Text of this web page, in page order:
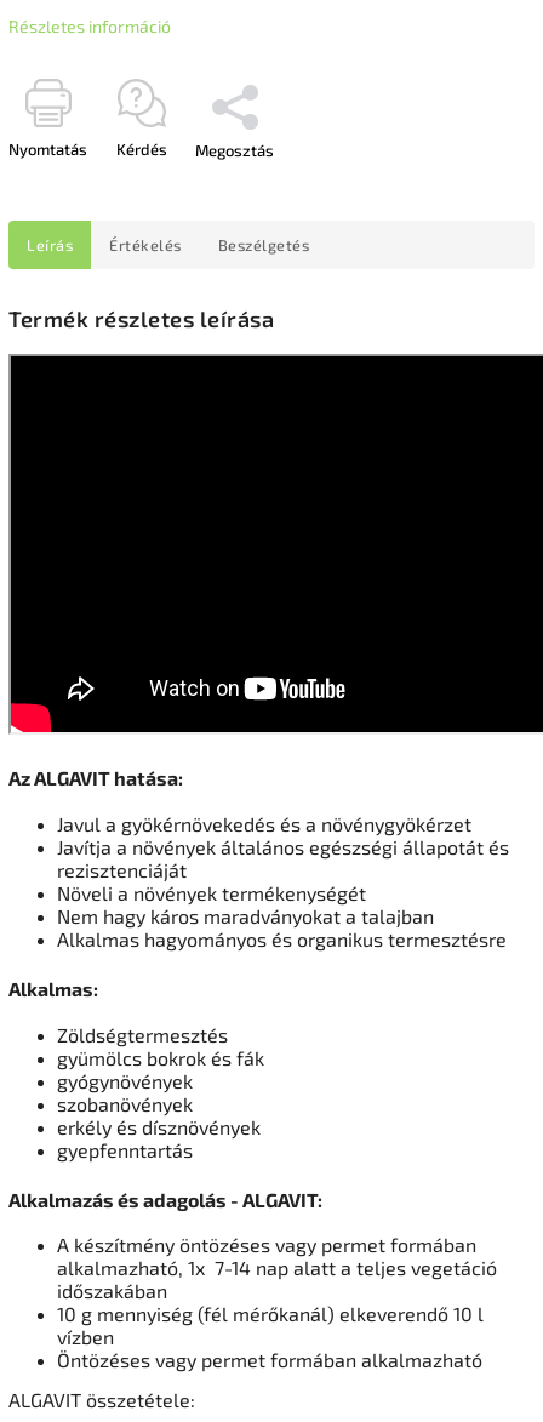
Részletes információ
Nyomtatás Kérdés Megosztás
Leírás Értékelés Beszélgetés
Termék részletes leírása
Az ALGAVIT hatása:
Javul a gyökérnövekedés és a növénygyökérzet
Javítja a növények általános egészségi állapotát és
rezisztenciáját
Növeli a növények termékenységét
Nem hagy káros maradványokat a talajban
Alkalmas hagyományos és organikus termesztésre
Alkalmas:
Zöldségtermesztés
gyümölcs bokrok és fák
gyógynövények
szobanövények
erkély és dísznövények
gyepfenntartás
Alkalmazás és adagolás - ALGAVIT:
A készítmény öntözéses vagy permet formában
alkalmazható, 1x 7-14 nap alatt a teljes vegetáció
időszakában
10 g mennyiség (fél mérőkanál) elkeverendő 10 l
vízben
Öntözéses vagy permet formában alkalmazható
ALGAVIT összetétele: